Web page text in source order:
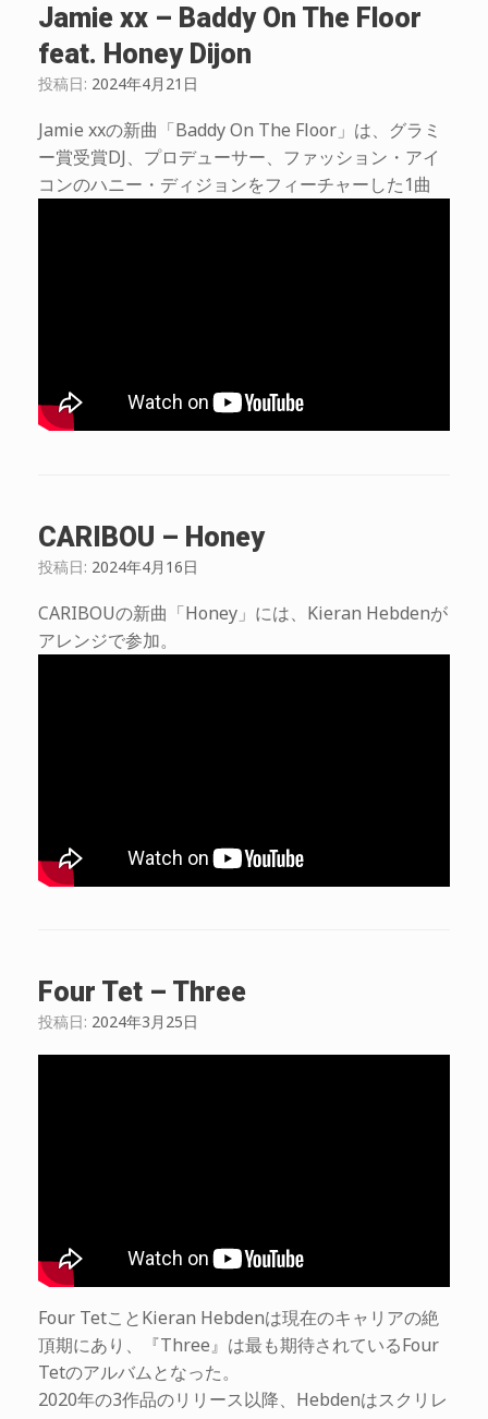
Jamie xx – Baddy On The Floor
feat. Honey Dijon
投稿日: 2024年4月21日
Jamie xxの新曲「Baddy On The Floor」は、グラミ
ー賞受賞DJ、プロデューサー、ファッション・アイ
コンのハニー・ディジョンをフィーチャーした1曲
CARIBOU – Honey
投稿日: 2024年4月16日
CARIBOUの新曲「Honey」には、Kieran Hebdenが
アレンジで参加。
Four Tet – Three
投稿日: 2024年3月25日
Four TetことKieran Hebdenは現在のキャリアの絶
頂期にあり、『Three』は最も期待されているFour
Tetのアルバムとなった。
2020年の3作品のリリース以降、Hebdenはスクリレ